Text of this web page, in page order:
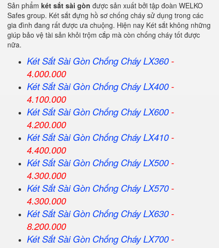
Sản phẩm két sắt sài gòn được sản xuất bởi tập đoàn WELKO
Safes group. Két sắt đựng hồ sơ chống cháy sử dụng trong các
gia đình đang rất được ưa chuộng. Hiện nay Két sắt không những
giúp bảo vệ tài sản khỏi trộm cắp mà còn chống cháy tốt được
nữa.
Két Sắt Sài Gòn Chống Cháy LX360-
4.000.000
Két SắtSài Gòn Chống Cháy LX400-
4.100.000
Két SắtSài Gòn Chống Cháy LX600-
4.200.000
Két SắtSài Gòn Chống Cháy LX410-
4.400.000
Két SắtSài Gòn Chống Cháy LX500-
4.300.000
Két SắtSài Gòn Chống Cháy LX570-
4.300.000
Két SắtSài Gòn Chống Cháy LX630-
8.200.000
Két SắtSài Gòn Chống Cháy LX700-